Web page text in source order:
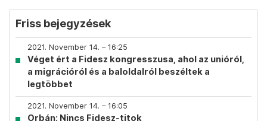
Friss bejegyzések
2021. November 14. – 16:25
Véget ért a Fidesz kongresszusa, ahol az unióról,
a migrációról és a baloldalról beszéltek a
legtöbbet
2021. November 14. – 16:05
Orbán: Nincs Fidesz-titok